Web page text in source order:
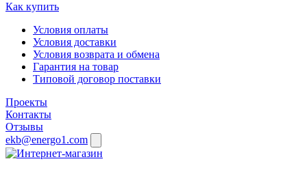
Как купить
Условия оплаты
Условия доставки
Условия возврата и обмена
Гарантия на товар
Типовой договор поставки
Проекты
Контакты
Отзывы
ekb@energo1.com